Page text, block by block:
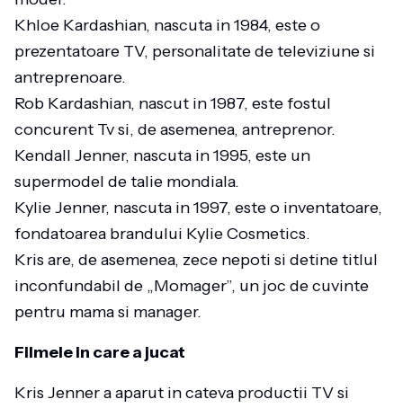
Khloe Kardashian, nascuta in 1984, este o
prezentatoare TV, personalitate de televiziune si
antreprenoare.
Rob Kardashian, nascut in 1987, este fostul
concurent Tv si, de asemenea, antreprenor.
Kendall Jenner, nascuta in 1995, este un
supermodel de talie mondiala.
Kylie Jenner, nascuta in 1997, este o inventatoare,
fondatoarea brandului Kylie Cosmetics.
Kris are, de asemenea, zece nepoti si detine titlul
inconfundabil de „Momager”, un joc de cuvinte
pentru mama si manager.
Filmele in care a jucat
Kris Jenner a aparut in cateva productii TV si